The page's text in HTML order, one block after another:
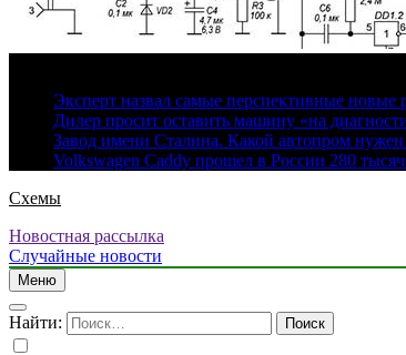
Эксперт назвал самые перспективные
Дилер просит оставить машину «на
Завод имени Сталина. Какой автопром нужен
Volkswagen Caddy прошел в России 280
Схемы
Новостная рассылка
Случайные новости
Меню
Найти: